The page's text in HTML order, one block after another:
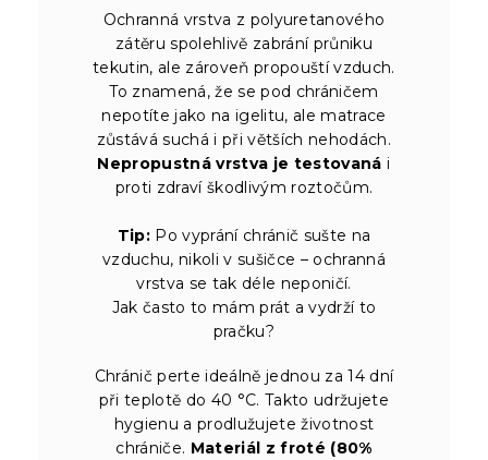
Ochranná vrstva z polyuretanového
zátěru spolehlivě zabrání průniku
tekutin, ale zároveň propouští vzduch.
To znamená, že se pod chráničem
nepotíte jako na igelitu, ale matrace
zůstává suchá i při větších nehodách.
Nepropustná vrstva je testovaná i
proti zdraví škodlivým roztočům.
Tip: Po vyprání chránič sušte na
vzduchu, nikoli v sušičce – ochranná
vrstva se tak déle neponičí.
Jak často to mám prát a vydrží to
pračku?
Chránič perte ideálně jednou za 14 dní
při teplotě do 40 °C. Takto udržujete
hygienu a prodlužujete životnost
chrániče. Materiál z froté (80%